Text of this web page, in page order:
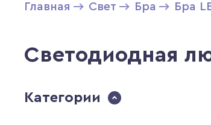
Главная Свет Бра Бра
Светодиодная
Категории